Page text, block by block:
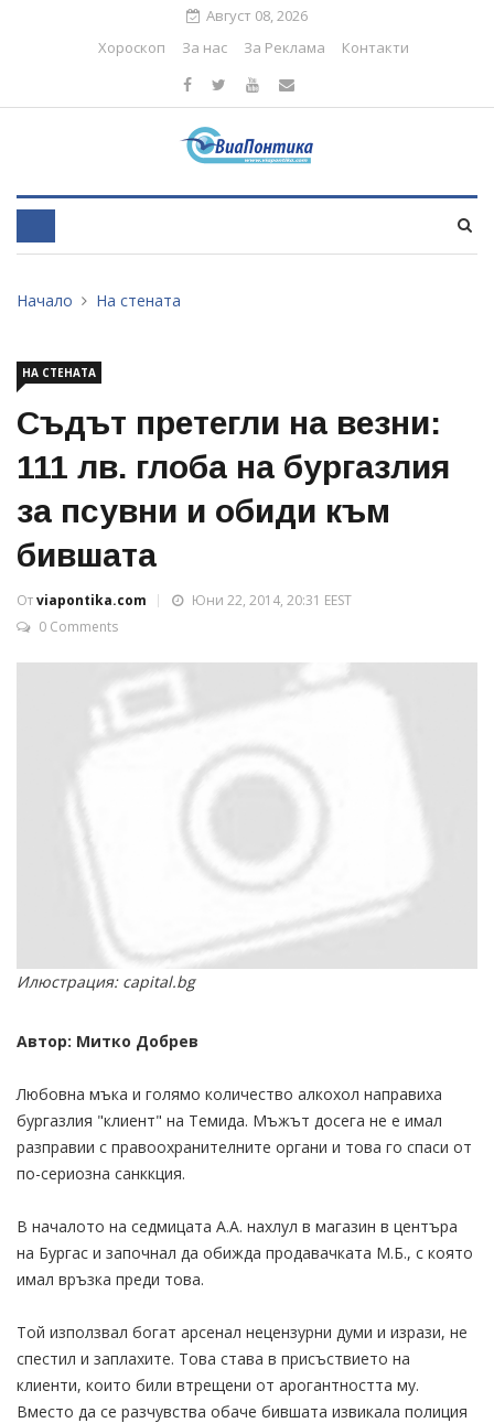
Август 08, 2026
Хороскоп
За нас За Реклама Контакти
Начало На стената
НА СТЕНАТА
Съдът претегли на везни:
111 лв. глоба на бургазлия
за псувни и обиди към
бившата
Отviapontika.com
Юни 22, 2014, 20:31 EEST
0 Comments
Илюстрация: capital.bg
Автор: Митко Добрев
Любовна мъка и голямо количество алкохол направиха
бургазлия "клиент" на Темида. Мъжът досега не е имал
разправии с правоохранителните органи и това го спаси от
по-сериозна санккция.
В началото на седмицата А.А. нахлул в магазин в центъра
на Бургас и започнал да обижда продавачката М.Б., с която
имал връзка преди това.
Той използвал богат арсенал нецензурни думи и изрази, не
спестил и заплахите. Това става в присъствието на
клиенти, които били втрещени от арогантността му.
Вместо да се разчувства обаче бившата извикала полиция